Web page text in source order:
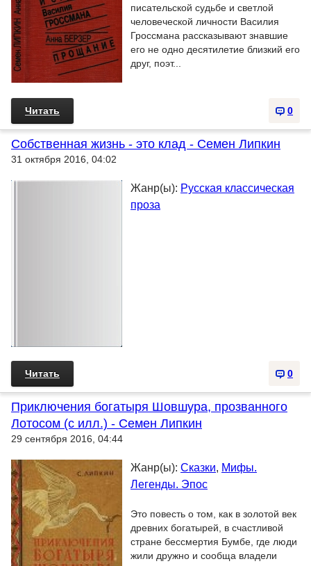
писательской судьбе и светлой
человеческой личности Василия
Гроссмана рассказывают знавшие
его не одно десятилетие близкий его
друг, поэт...
0
Читать
Собственная жизнь - это клад - Семен Липкин
31 октября 2016, 04:02
Жанр(ы): Русская классическая
проза
0
Читать
Приключения богатыря Шовшура, прозванного
Лотосом (с илл.) - Семен Липкин
29 сентября 2016, 04:44
Жанр(ы): Сказки, Мифы.
Легенды. Эпос
Это повесть о том, как в золотой век
древних богатырей, в счастливой
стране бессмертия Бумбе, где люди
жили дружно и сообща владели